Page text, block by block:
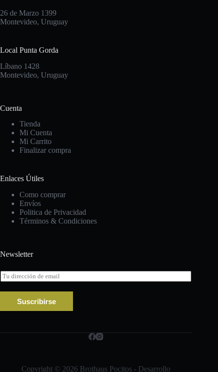
26 de Marzo 1399
Montevideo, Uruguay
Local Punta Gorda
Líbano 1428
Montevideo, Uruguay
Cuenta
Tienda
Mi Cuenta
Mi Carrito
Finalizar compra
Enlaces Útiles
Como comprar
Envíos
Politica de Privacidad
Términos & Condiciones
Newsletter
E
m
a
Suscribirse
Copyright © 2026 Brothaus Pocitos - Desarrollo